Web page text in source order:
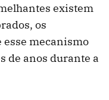
existem
os
mecanismo
de anos durante a